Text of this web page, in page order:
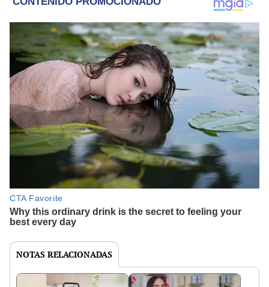
NOTAS RELACIONADAS